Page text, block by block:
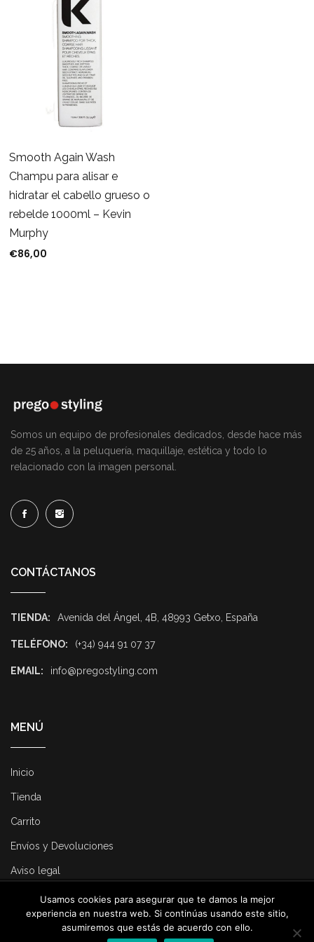
Smooth Again Wash
Champu para alisar e
hidratar el cabello grueso o
rebelde 1000ml – Kevin
Murphy
€86,00
Somos un equipo de profesionales dedicados, desde hace más
de 25 años, a la peluquería, maquillaje, estética y todo lo
relacionado con la imagen personal.
CONTÁCTANOS
TIENDA: Avenida del Ángel, 4B, 48993 Getxo, España
TELÉFONO: (+34) 944 91 07 37
EMAIL: info@pregostyling.com
MENÚ
Inicio
Tienda
Carrito
Envíos y Devoluciones
Aviso legal
© 2025 Pregostyling. All Rights Reserved. Developed by
Dirk
Usamos cookies para asegurar que te damos la mejor
experiencia en nuestra web. Si continúas usando este sitio,
asumiremos que estás de acuerdo con ello.